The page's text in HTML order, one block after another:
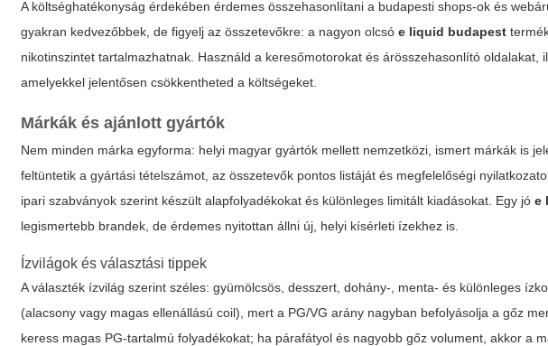
A költséghatékonyság érdekében érdemes összehasonlítani a budapesti shops-ok és
gyakran kedvezőbbek, de figyelj az összetevőkre: a nagyon olcsóe liquid budapest
nikotinszintet tartalmazhatnak. Használd a keresőmotorokat és árösszehasonlító oldalakat,
amelyekkel jelentősen csökkentheted a költségeket.
Márkák és ajánlott gyártók
Nem minden márka egyforma: helyi magyar gyártók mellett nemzetközi, ismert márkák is
feltüntetik a gyártási tételszámot, az összetevők pontos listáját és megfelelőségi
ipari szabványok szerint készült alapfolyadékokat és különleges limitált kiadásokat. Egy jóe
legismertebb brandek, de érdemes nyitottan állni új, helyi kísérleti ízekhez is.
Ízvilágok és választási tippek
A választék ízvilág szerint széles: gyümölcsös, desszert, dohány-, menta- és különleges
(alacsony vagy magas ellenállású coil), mert a PG/VG arány nagyban befolyásolja a gőz
keress magas PG-tartalmú folyadékokat; ha párafátyol és nagyobb gőz volument, akkor a